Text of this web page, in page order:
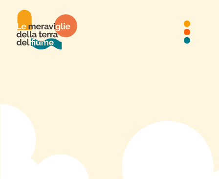
C'ERA UNA VOLTA IN
PRIMAVERA
Via Gorini, Porta di Mura